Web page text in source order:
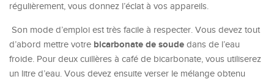
régulièrement, vous donnez l’éclat à vos appareils.
Son mode d’emploi est très facile à respecter. Vous devez tout
d’abord mettre votre bicarbonate de soude dans de l’eau
froide. Pour deux cuillères à café de bicarbonate, vous utiliserez
un litre d’eau. Vous devez ensuite verser le mélange obtenu